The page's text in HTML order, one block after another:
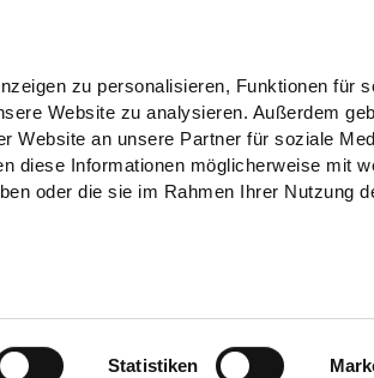
zu personalisieren, Funktionen für
Website zu analysieren. Außerdem
Website an unsere Partner für soziale
diese Informationen möglicherweise mit
oder die sie im Rahmen Ihrer Nutzung
Statistiken